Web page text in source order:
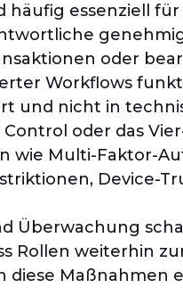
häufig essenziell
oder
Workflows
und nicht in
oder das
wie Multi-Faktor-
Device-
Überwachung
Rollen weiterhin
Maßnahmen